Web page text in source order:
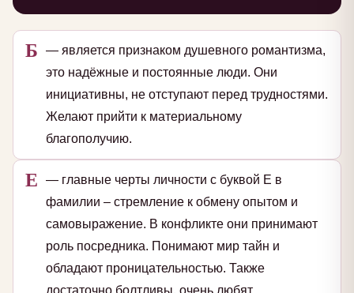
Б
— является признаком душевного романтизма,
это надёжные и постоянные люди. Они
инициативны, не отступают перед трудностями.
Желают прийти к материальному
благополучию.
Е
— главные черты личности с буквой Е в
фамилии – стремление к обмену опытом и
самовыражение. В конфликте они принимают
роль посредника. Понимают мир тайн и
обладают проницательностью. Также